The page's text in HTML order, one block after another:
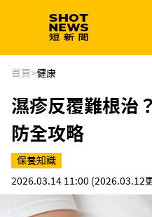
生技 政治
新南向 體育
首頁>健康
濕疹反覆難根治
防全攻略
保養知識
2026.03.14 11:00 (2026.03.12